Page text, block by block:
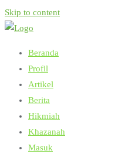
Skip to content
Beranda
Profil
Artikel
Berita
Hikmiah
Khazanah
Masuk